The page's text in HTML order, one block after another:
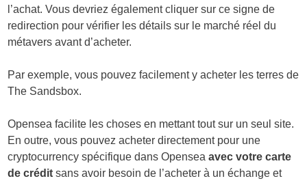
l’achat. Vous devriez également cliquer sur ce signe de
redirection pour vérifier les détails sur le marché réel du
métavers avant d’acheter.
Par exemple, vous pouvez facilement y acheter les terres de
The Sandsbox.
Opensea facilite les choses en mettant tout sur un seul site.
En outre, vous pouvez acheter directement pour une
cryptocurrency spécifique dans Openseaavec votre carte
de crédit sans avoir besoin de l’acheter à un échange et